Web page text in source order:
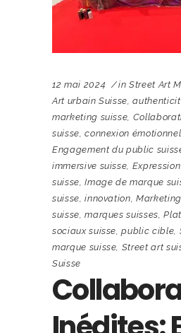
12 mai 2024 in Street Art
Art urbain Suisse,
marketing suisse,
suisse,connexion
Engagement du public
immersive suisse,
suisse,Image de marque
suisse,innovation,
suisse,marques suisses,
sociaux suisse,public cible,
marque suisse, Street art
Suisse